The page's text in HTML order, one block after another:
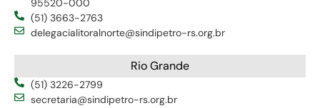
95520-000
(51) 3663-2763
delegacialitoralnorte@sindipetro-rs.org.br
Rio Grande
(51) 3226-2799
secretaria@sindipetro-rs.org.br